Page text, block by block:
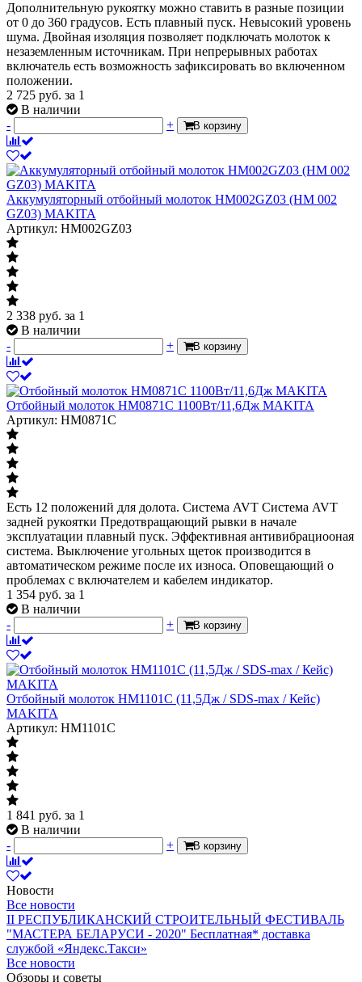
Дополнительную рукоятку можно ставить в разные позиции
от 0 до 360 градусов. Есть плавный пуск. Невысокий уровень
шума. Двойная изоляция позволяет подключать молоток к
незаземленным источникам. При непрерывных работах
включатель есть возможность зафиксировать во включенном
положении.
2 725 руб. за 1
В наличии
-
+ В корзину
Аккумуляторный отбойный молоток HM002GZ03 (HM 002
GZ03) MAKITA
Артикул: HM002GZ03
2 338 руб. за 1
В наличии
-
+ В корзину
Отбойный молоток HM0871C 1100Вт/11,6Дж MAKITA
Артикул: HM0871C
Есть 12 положений для долота. Система AVT Система AVT
задней рукоятки Предотвращающий рывки в начале
эксплуатации плавный пуск. Эффективная антивибрациооная
система. Выключение угольных щеток производится в
автоматическом режиме после их износа. Оповещающий о
проблемах с включателем и кабелем индикатор.
1 354 руб. за 1
В наличии
-
+ В корзину
Отбойный молоток HM1101C (11,5Дж / SDS-max / Кейс)
MAKITA
Артикул: HM1101C
1 841 руб. за 1
В наличии
-
+ В корзину
Новости
Все новости
II РЕСПУБЛИКАНСКИЙ СТРОИТЕЛЬНЫЙ ФЕСТИВАЛЬ
"МАСТЕРА БЕЛАРУСИ - 2020" Бесплатная* доставка
службой «Яндекс.Такси»
Все новости
Обзоры и советы